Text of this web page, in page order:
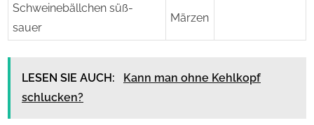
Schweinebällchen süß-
sauer
Märzen
LESEN SIE AUCH:
Kann man ohne Kehlkopf
schlucken?